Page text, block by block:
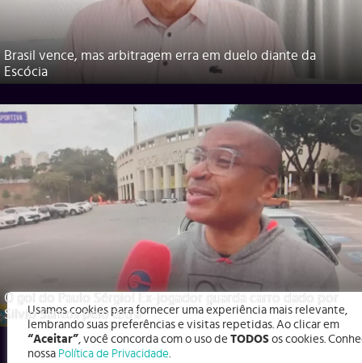
Brasil vence, mas arbitragem erra em duelo diante da
Escócia
O gol do Paulo Sérgio! Ex-jogador guarda carro dado por
Silvio Santos pelo tetra
Usamos cookies para fornecer uma experiência mais relevante,
lembrando suas preferências e visitas repetidas. Ao clicar em
“Aceitar”, você concorda com o uso de TODOSos cookies.
nossa Política de Privacidade.